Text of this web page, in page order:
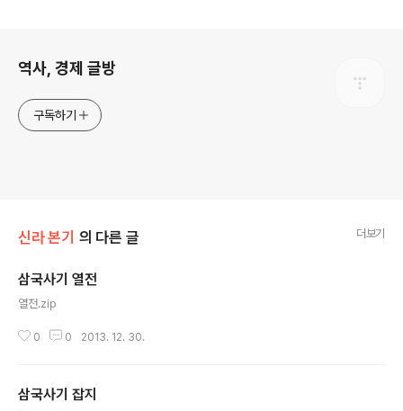
역사, 경제 글방
구독하기
신라 본기 의 다른 글 더보기
삼국사기 열전
열전.zip
0 0 2013. 12. 30.
삼국사기 잡지